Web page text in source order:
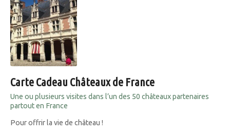
Carte Cadeau Châteaux de France
Une ou plusieurs visites dans l’un des 50 châteaux partenaires
partout en France
Pour offrir la vie de château !